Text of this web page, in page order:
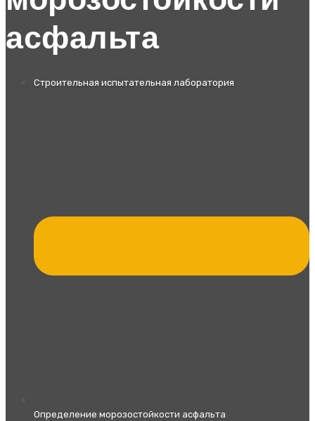
асфальта
Строительная испытательная лаборатория
Определение морозостойкости асфальта